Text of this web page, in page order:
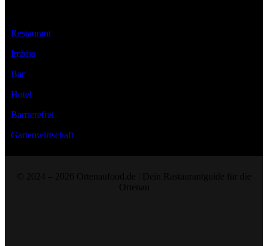
Restaurant
Imbiss
Bar
Hotel
Barrierefrei
Gartenwirtschaft